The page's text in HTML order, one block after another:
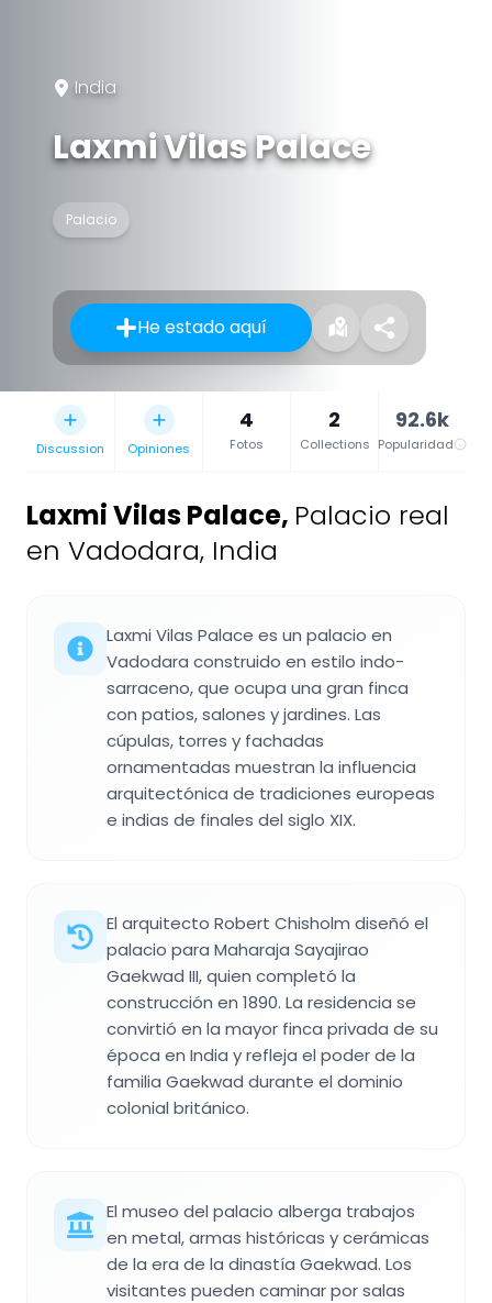
India
Laxmi Vilas Palace
Palacio
He estado aquí
Discussion Opiniones
4
Fotos
2
Collections
92.6k
Popularidad
Laxmi Vilas Palace, Palacio real
en Vadodara, India
Laxmi Vilas Palace es un palacio en
Vadodara construido en estilo indo-
sarraceno, que ocupa una gran finca
con patios, salones y jardines. Las
cúpulas, torres y fachadas
ornamentadas muestran la influencia
arquitectónica de tradiciones europeas
e indias de finales del siglo XIX.
El arquitecto Robert Chisholm diseñó el
palacio para Maharaja Sayajirao
Gaekwad III, quien completó la
construcción en 1890. La residencia se
convirtió en la mayor finca privada de su
época en India y refleja el poder de la
familia Gaekwad durante el dominio
colonial británico.
El museo del palacio alberga trabajos
en metal, armas históricas y cerámicas
de la era de la dinastía Gaekwad. Los
visitantes pueden caminar por salas